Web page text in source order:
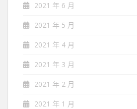
2021 年 6 月
2021 年 5 月
2021 年 4 月
2021 年 3 月
2021 年 2 月
2021 年 1 月